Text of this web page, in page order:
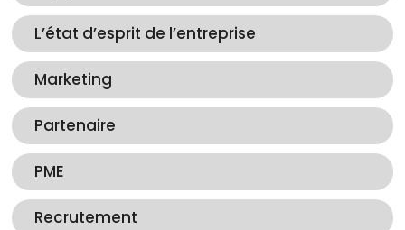
L’état d’esprit de l’entreprise
Marketing
Partenaire
PME
Recrutement